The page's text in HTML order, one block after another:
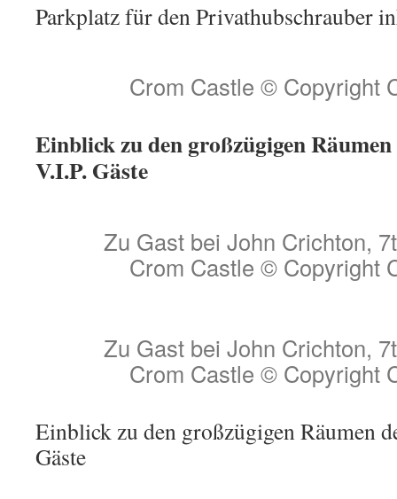
Parkplatz für den Privathubschrauber
Crom Castle © Copyright
Einblick zu den großzügigen
V.I.P. Gäste
Zu Gast bei John Crichton,
Crom Castle © Copyright
Zu Gast bei John Crichton,
Crom Castle © Copyright
Einblick zu den großzügigen Räumen
Gäste